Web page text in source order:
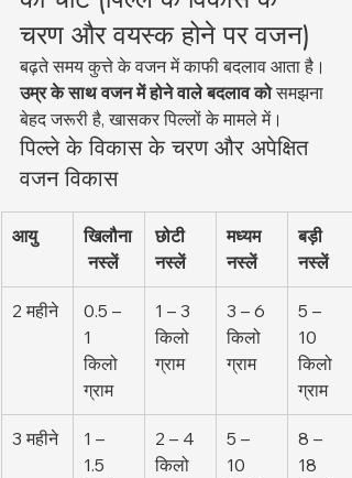
चरण और वयस्क होने पर वजन)
बढ़ते समय कुत्ते के वजन में काफी बदलाव आता है।
उम्र के साथ वजन में होने वाले बदलाव को समझना
बेहद जरूरी है, खासकर पिल्लों के मामले में।
पिल्ले के विकास के चरण और अपेक्षित
वजन विकास
आयु
खिलौना
नस्लें
छोटी
नस्लें
मध्यम
नस्लें
बड़ी
नस्लें
2 महीने
0.5 –
1
किलो
ग्राम
1 – 3
किलो
ग्राम
3 – 6
किलो
ग्राम
5 –
10
किलो
ग्राम
3 महीने
1 –
1.5
2 – 4
किलो
5 –
10
8 –
18